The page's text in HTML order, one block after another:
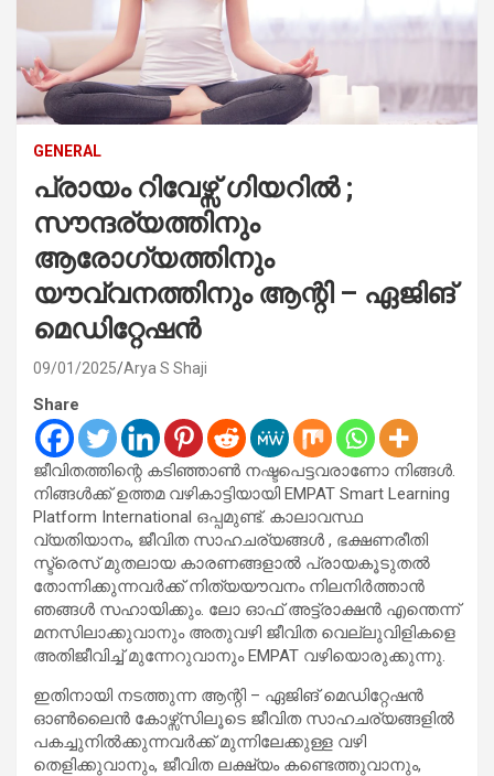
GENERAL
പ്രായം റിവേഴ്സ് ഗിയറിൽ ;
സൗന്ദര്യത്തിനും
ആരോഗ്യത്തിനും
യൗവ്വനത്തിനും ആന്റി – ഏജിങ്
മെഡിറ്റേഷൻ
09/01/2025 Arya S Shaji
Share
ജീവിതത്തിന്റെ കടിഞ്ഞാൺ നഷ്ടപെട്ടവരാണോ നിങ്ങൾ.
നിങ്ങൾക്ക് ഉത്തമ വഴികാട്ടിയായി EMPAT Smart Learning
Platform International ഒപ്പമുണ്ട്. കാലാവസ്ഥ
വ്യതിയാനം, ജീവിത സാഹചര്യങ്ങൾ , ഭക്ഷണരീതി
സ്ട്രെസ് മുതലായ കാരണങ്ങളാൽ പ്രായകൂടുതൽ
തോന്നിക്കുന്നവർക്ക് നിത്യയൗവനം നിലനിർത്താൻ
ഞങ്ങൾ സഹായിക്കും. ലോ ഓഫ് അട്ട്രാക്ഷൻ എന്തെന്ന്
മനസിലാക്കുവാനും അതുവഴി ജീവിത വെല്ലുവിളികളെ
അതിജീവിച്ച് മുന്നേറുവാനും EMPAT വഴിയൊരുക്കുന്നു.
ഇതിനായി നടത്തുന്ന ആന്റി – ഏജിങ് മെഡിറ്റേഷൻ
ഓൺലൈൻ കോഴ്സ്സിലൂടെ ജീവിത സാഹചര്യങ്ങളിൽ
പകച്ചുനിൽക്കുന്നവർക്ക് മുന്നിലേക്കുള്ള വഴി
തെളിക്കുവാനും, ജീവിത ലക്ഷ്യം കണ്ടെത്തുവാനും,